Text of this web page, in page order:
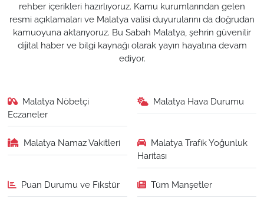
rehber içerikleri hazırlıyoruz. Kamu kurumlarından gelen
resmi açıklamaları ve Malatya valisi duyurularını da doğrudan
kamuoyuna aktarıyoruz. Bu Sabah Malatya, şehrin güvenilir
dijital haber ve bilgi kaynağı olarak yayın hayatına devam
ediyor.
Malatya Nöbetçi
Eczaneler
Malatya Hava Durumu
Malatya Namaz Vakitleri
Malatya Trafik Yoğunluk
Haritası
Puan Durumu ve Fikstür Tüm Manşetler